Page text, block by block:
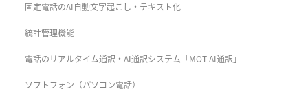
固定電話のAI自動文字起こし・テキスト化
統計管理機能
電話のリアルタイム通訳・AI通訳システム「MOT AI通訳」
ソフトフォン（パソコン電話）